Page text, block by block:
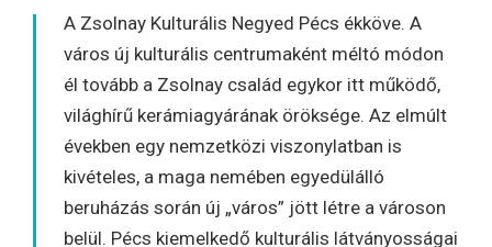
A Zsolnay Kulturális Negyed Pécs ékköve. A
város új kulturális centrumaként méltó módon
él tovább a Zsolnay család egykor itt működő,
világhírű kerámiagyárának öröksége. Az elmúlt
években egy nemzetközi viszonylatban is
kivételes, a maga nemében egyedülálló
beruházás során új „város” jött létre a városon
belül. Pécs kiemelkedő kulturális látványosságai